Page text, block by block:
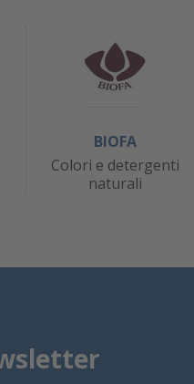
BIOFA
Colori e detergenti
naturali